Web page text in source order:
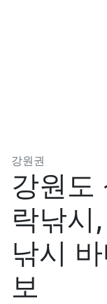
강원권
강원도
락낚시
낚시
보